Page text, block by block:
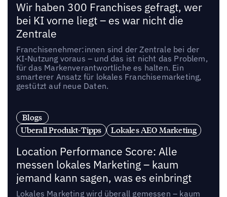
Wir haben 300 Franchises gefragt, wer
bei KI vorne liegt – es war nicht die
Zentrale
Franchisenehmer:innen sind der Zentrale bei der
KI-Nutzung voraus – und das ist nicht das Problem,
für das Markenverantwortliche es halten. Ein
smarterer Ansatz für lokales Franchisemarketing,
gestützt auf neue Daten.
Blogs
Uberall Produkt-Tipps
Lokales AEO Marketing
Location Performance Score: Alle
messen lokales Marketing – kaum
jemand kann sagen, was es einbringt
Lokales Marketing wird überall gemessen – kaum